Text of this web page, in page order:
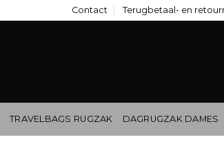
Contact Terugbetaal- en
TRAVELBAGS RUGZAK DAGRUGZAK DAMES